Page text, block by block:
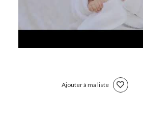
Ajouter à ma liste